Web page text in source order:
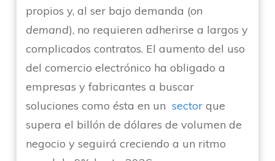
propios y, al ser bajo demanda (on
demand), no requieren adherirse a largos y
complicados contratos. El aumento del uso
del comercio electrónico ha obligado a
empresas y fabricantes a buscar
soluciones como ésta en un sectorque
supera el billón de dólares de volumen de
negocio y seguirá creciendo a un ritmo